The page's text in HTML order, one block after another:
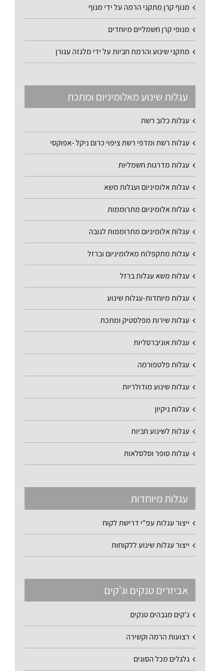
מנוף קרן מתקני הרמה על ידי מנוף
מנופי קרן חשמליים מיוחדים
מתקני שינוע והרמת חביות על ידי מלגזה עגורן
עגלות שינוע מאלומיניום ומתכת
עגלות כלוב רשת
עגלות רשת ומדפי רשת ציפוי כרום ניקל -אפוקסי
עגלות מדרגות חשמליות
עגלות אלומיניום ועגלות משא
עגלות אלומיניום מתרוממות
עגלות אלומיניום מתרוממות לגובה
עגלות מתקפלות מאלומיניום וברזל
עגלות משא עגלות ברזל
עגלות מיוחדות-עגלות שינוע
עגלות שירות מפלסטיק ומתכת
עגלות אוניברסליות
עגלות פלטפורמה
עגלות שינוע מודולריות
עגלות ניקיון
עגלות לשינוע חביות
עגלות סופר וסלסלאות
עגלות מיוחדות
ייצור עגלות עפ"י דרישת לקוח
ייצור עגלות שינוע ללקוחות
אביזרים טנקים וג'קים
ג'קים מגבהים טנקים
רצועות הרמה וקשירה
גלגלים מכל הסוגים